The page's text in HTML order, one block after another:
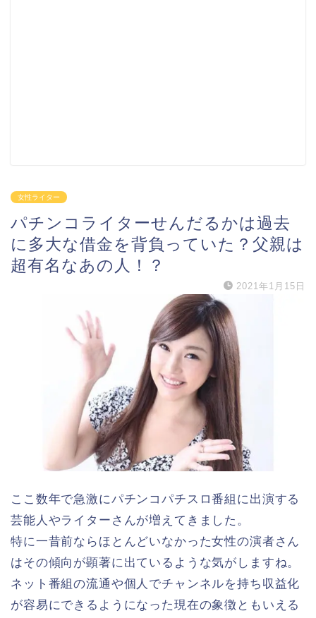
女性ライター
パチンコライターせんだるかは過去
に多大な借金を背負っていた？父親は
超有名なあの人！？
2021年1月15日
ここ数年で急激にパチンコパチスロ番組に出演する
芸能人やライターさんが増えてきました。
特に一昔前ならほとんどいなかった女性の演者さん
はその傾向が顕著に出ているような気がしますね。
ネット番組の流通や個人でチャンネルを持ち収益化
が容易にできるようになった現在の象徴ともいえる